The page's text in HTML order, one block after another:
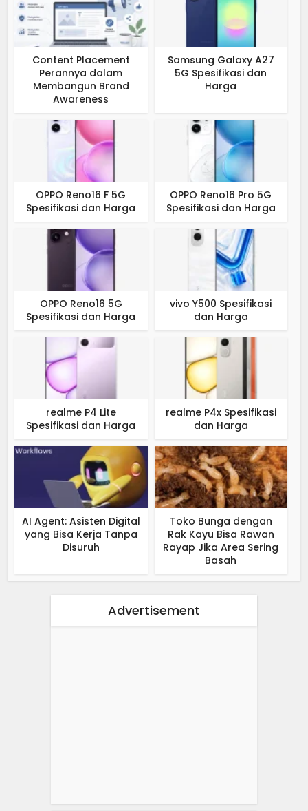
Content Placement
Perannya dalam
Membangun Brand
Awareness
Samsung Galaxy A27
5G Spesifikasi dan
Harga
OPPO Reno16 F 5G
Spesifikasi dan Harga
OPPO Reno16 Pro 5G
Spesifikasi dan Harga
OPPO Reno16 5G
Spesifikasi dan Harga
vivo Y500 Spesifikasi
dan Harga
realme P4 Lite
Spesifikasi dan Harga
realme P4x Spesifikasi
dan Harga
AI Agent: Asisten Digital
yang Bisa Kerja Tanpa
Disuruh
Toko Bunga dengan
Rak Kayu Bisa Rawan
Rayap Jika Area Sering
Basah
Advertisement